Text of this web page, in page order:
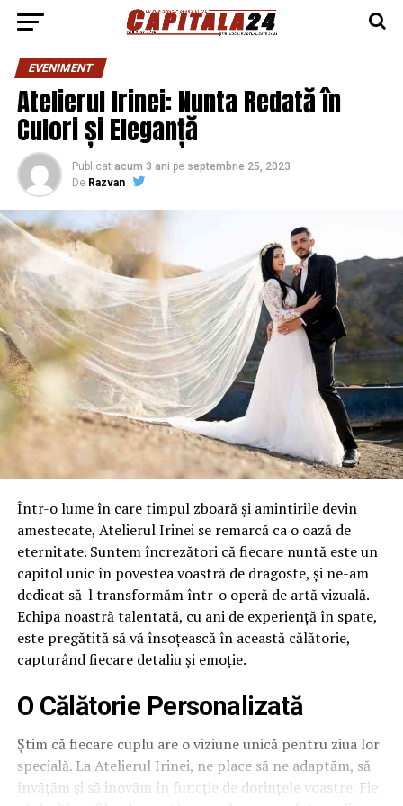
EVENIMENT
Atelierul Irinei: Nunta Redată în
Culori și Eleganță
Publicat acum 3 ani pe septembrie 25, 2023
De Razvan
Într-o lume în care timpul zboară și amintirile devin
amestecate, Atelierul Irinei se remarcă ca o oază de
eternitate. Suntem încrezători că fiecare nuntă este un
capitol unic în povestea voastră de dragoste, și ne-am
dedicat să-l transformăm într-o operă de artă vizuală.
Echipa noastră talentată, cu ani de experiență în spate,
este pregătită să vă însoțească în această călătorie,
capturând fiecare detaliu și emoție.
O Călătorie Personalizată
Știm că fiecare cuplu are o viziune unică pentru ziua lor
specială. La Atelierul Irinei, ne place să ne adaptăm, să
învățăm și să inovăm în funcție de dorințele voastre. Fie